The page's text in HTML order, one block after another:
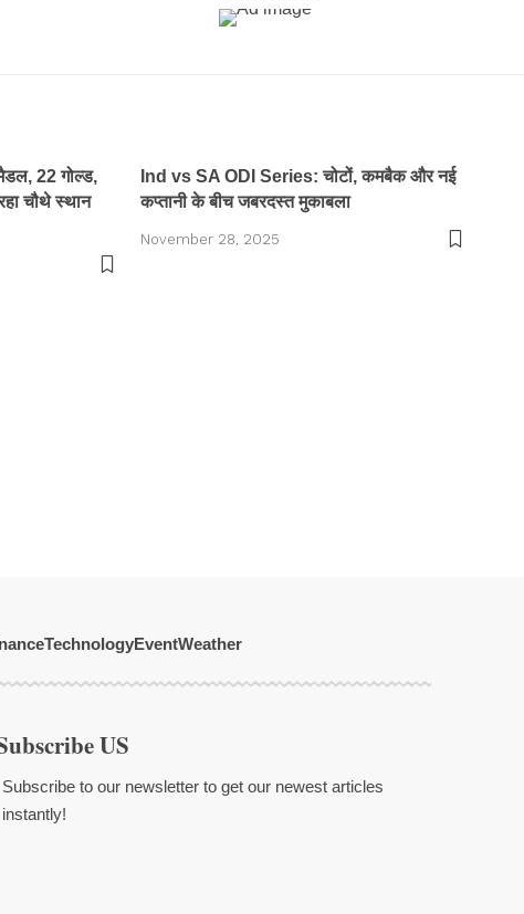
22 गोल्ड,
चौथे स्थान
Ind vs SA ODI Series: चोटों, कमबैक और नई
कप्तानी के बीच जबरदस्त मुकाबला
November 28, 2025
TechnologyEventWeather
US
Subscribe to our newsletter to get our newest articles
instantly!